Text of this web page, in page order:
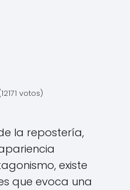
votos)
la repostería,
existe
que evoca una